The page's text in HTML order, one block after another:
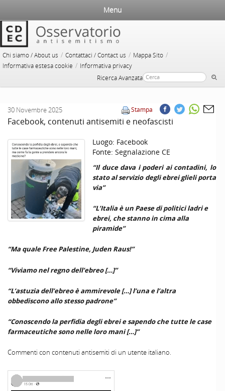
Chi siamo / About us / Contattaci / Contact us / Mappa Sito /
Informativa estesa cookie / Informativa privacy
Ricerca Avanzata
Menu
Stampa
30 Novembre 2025
Facebook, contenuti antisemiti e neofascisti
Luogo: Facebook
Fonte: Segnalazione CE
“Il duce dava i poderi ai contadini, lo
stato al servizio degli ebrei glieli porta
via”
“L’Italia è un Paese di politici ladri e
ebrei, che stanno in cima alla
piramide”
“Ma quale Free Palestine, Juden Raus!”
“Viviamo nel regno dell’ebreo […]”
“L’astuzia dell’ebreo è ammirevole […] l’una e l’altra
obbediscono allo stesso padrone”
“Conoscendo la perfidia degli ebrei e sapendo che tutte le case
farmaceutiche sono nelle loro mani […]”
Commenti con contenuti antisemiti di un utente italiano.